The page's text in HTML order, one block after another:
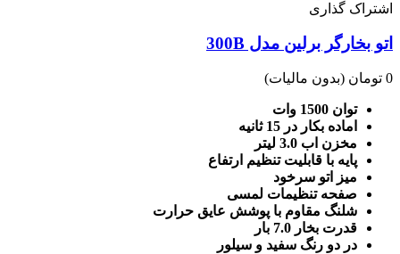
اشتراک گذاری
اتو بخارگر برلین مدل 300B
0 تومان (بدون مالیات)
توان 1500 وات
اماده بکار در 15 ثانیه
مخزن اب 3.0 لیتر
پایه با قابلیت تنظیم ارتفاع
میز اتو سرخود
صفحه تنظیمات لمسی
شلنگ مقاوم با پوشش عایق حرارت
قدرت بخار 7.0 بار
در دو رنگ سفید و سیلور